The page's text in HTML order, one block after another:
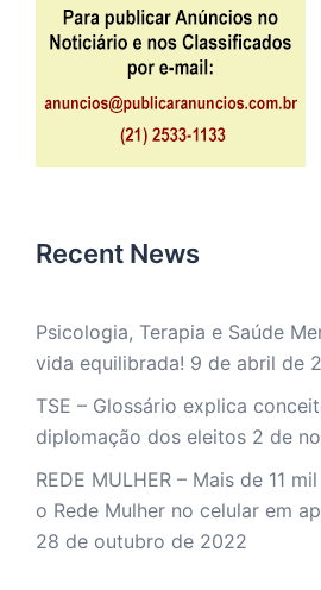
Recent News
Psicologia, Terapia e Saúde
vida equilibrada! 9 de abril de
TSE – Glossário explica
diplomação dos eleitos 2 de
REDE MULHER – Mais de 11
o Rede Mulher no celular em
28 de outubro de 2022